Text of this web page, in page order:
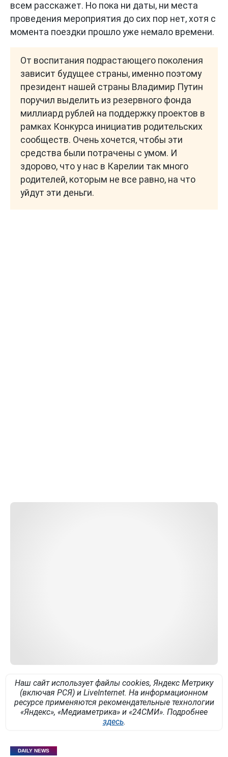
всем расскажет. Но пока ни даты, ни места
проведения мероприятия до сих пор нет, хотя с
момента поездки прошло уже немало времени.
От воспитания подрастающего поколения
зависит будущее страны, именно поэтому
президент нашей страны Владимир Путин
поручил выделить из резервного фонда
миллиард рублей на поддержку проектов в
рамках Конкурса инициатив родительских
сообществ. Очень хочется, чтобы эти
средства были потрачены с умом. И
здорово, что у нас в Карелии так много
родителей, которым не все равно, на что
уйдут эти деньги.
Наш сайт использует файлы cookies, Яндекс Метрику
(включая РСЯ) и LiveInternet. На информационном
ресурсе применяются рекомендательные технологии
«Яндекс», «Медиаметрика» и «24СМИ». Подробнее
здесь.
DAILY NEWS